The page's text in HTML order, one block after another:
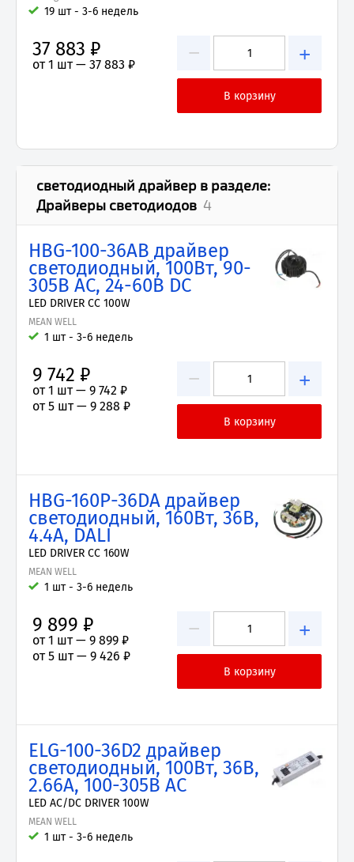
19 шт - 3-6 недель
− +
37 883 ₽
от 1 шт — 37 883 ₽
светодиодный драйвер в разделе:
Драйверы светодиодов 4
HBG-100-36AB драйвер
светодиодный, 100Вт, 90-
305В AC, 24-60В DC
LED DRIVER CC 100W
MEAN WELL
1 шт - 3-6 недель
− +
9 742 ₽
от 1 шт — 9 742 ₽
от 5 шт — 9 288 ₽
HBG-160P-36DA драйвер
светодиодный, 160Вт, 36В,
4.4А, DALI
LED DRIVER CC 160W
MEAN WELL
1 шт - 3-6 недель
− +
9 899 ₽
от 1 шт — 9 899 ₽
от 5 шт — 9 426 ₽
ELG-100-36D2 драйвер
светодиодный, 100Вт, 36В,
2.66А, 100-305В AC
LED AC/DC DRIVER 100W
MEAN WELL
1 шт - 3-6 недель